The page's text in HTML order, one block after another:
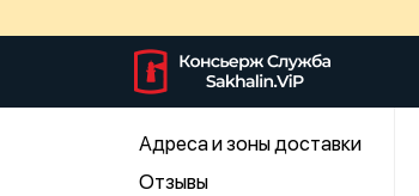
Адреса и зоны доставки
Отзывы